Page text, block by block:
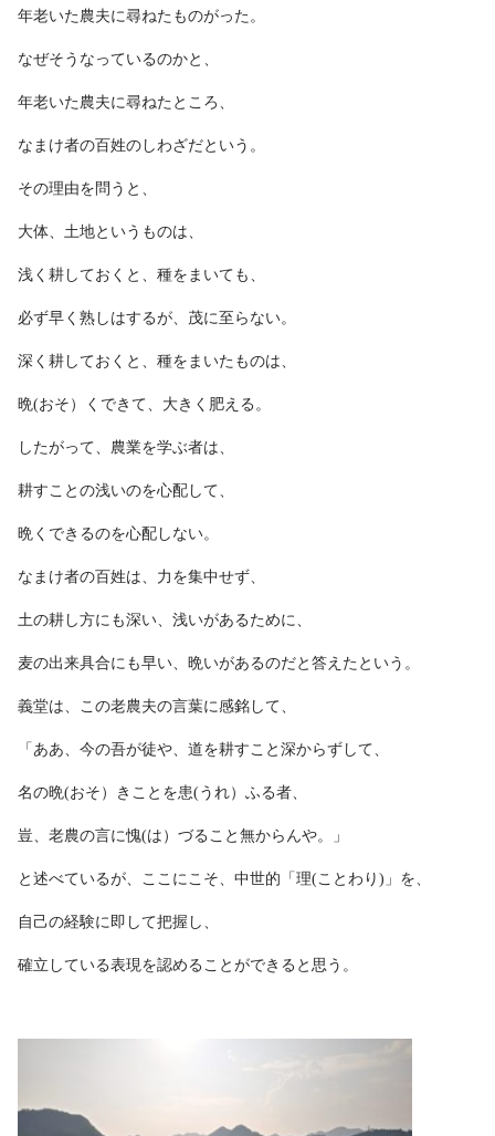
年老いた農夫に尋ねたものがった。
なぜそうなっているのかと、
年老いた農夫に尋ねたところ、
なまけ者の百姓のしわざだという。
その理由を問うと、
大体、土地というものは、
浅く耕しておくと、種をまいても、
必ず早く熟しはするが、茂に至らない。
深く耕しておくと、種をまいたものは、
晩(おそ）くできて、大きく肥える。
したがって、農業を学ぶ者は、
耕すことの浅いのを心配して、
晩くできるのを心配しない。
なまけ者の百姓は、力を集中せず、
土の耕し方にも深い、浅いがあるために、
麦の出来具合にも早い、晩いがあるのだと答えたという。
義堂は、この老農夫の言葉に感銘して、
「ああ、今の吾が徒や、道を耕すこと深からずして、
名の晩(おそ）きことを患(うれ）ふる者、
豈、老農の言に愧(は）づること無からんや。」
と述べているが、ここにこそ、中世的「理(ことわり)」を、
自己の経験に即して把握し、
確立している表現を認めることができると思う。